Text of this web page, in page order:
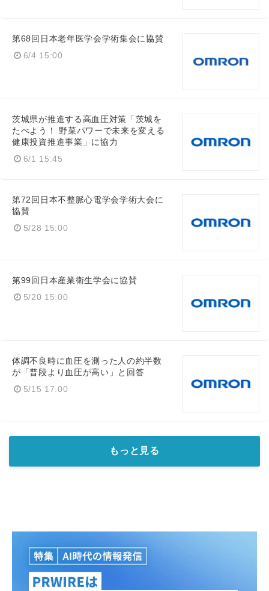
第68回日本老年医学会学術集会に協賛
6/4 15:00
茨城県が推進する高血圧対策「茨城を
たべよう！ 野菜パワーで未来を変える
健康投資推進事業」に協力
6/1 15:45
第72回日本不整脈心電学会学術大会に
協賛
5/28 15:00
第99回日本産業衛生学会に協賛
5/20 15:00
体調不良時に血圧を測った人の約半数
が「普段より血圧が高い」と回答
5/15 17:00
もっと見る